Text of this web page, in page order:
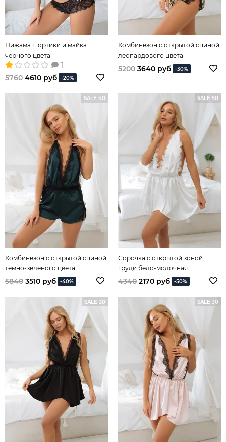
Пижама шортики и майка
черного цвета
1
5760 4610 руб -20%
Комбинезон с открытой спиной
леопардового цвета
5200 3640 руб -30%
SALE 40
Комбинезон с открытой спиной
темно-зеленого цвета
5840 3510 руб -40%
SALE 50
Сорочка с открытой зоной
груди бело-молочная
4340 2170 руб -50%
SALE 20 SALE 30